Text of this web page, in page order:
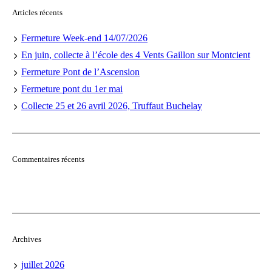
Articles récents
Fermeture Week-end 14/07/2026
En juin, collecte à l’école des 4 Vents Gaillon sur Montcient
Fermeture Pont de l’Ascension
Fermeture pont du 1er mai
Collecte 25 et 26 avril 2026, Truffaut Buchelay
Commentaires récents
Archives
juillet 2026